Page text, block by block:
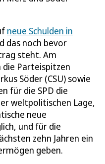
neue Schulden in
das noch bevor
steht. Am
Parteispitzen
Söder (CSU) sowie
für die SPD die
weltpolitischen Lage,
neue
und für die
zehn Jahren ein
geben.